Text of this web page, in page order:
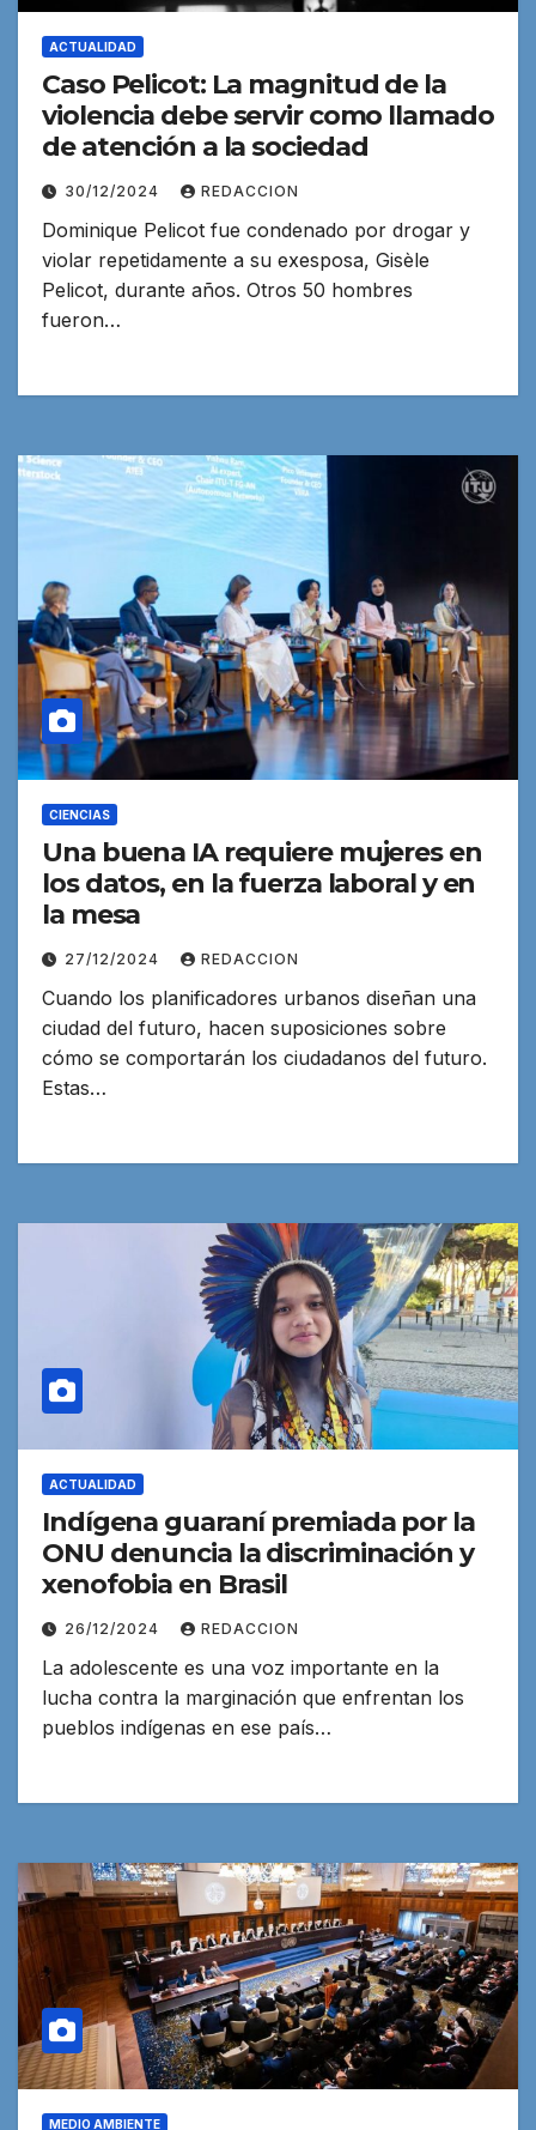
ACTUALIDAD
Caso Pelicot: La magnitud de la
violencia debe servir como llamado
de atención a la sociedad
30/12/2024 REDACCION
Dominique Pelicot fue condenado por drogar y
violar repetidamente a su exesposa, Gisèle
Pelicot, durante años. Otros 50 hombres
fueron…
CIENCIAS
Una buena IA requiere mujeres en
los datos, en la fuerza laboral y en
la mesa
27/12/2024 REDACCION
Cuando los planificadores urbanos diseñan una
ciudad del futuro, hacen suposiciones sobre
cómo se comportarán los ciudadanos del futuro.
Estas…
ACTUALIDAD
Indígena guaraní premiada por la
ONU denuncia la discriminación y
xenofobia en Brasil
26/12/2024 REDACCION
La adolescente es una voz importante en la
lucha contra la marginación que enfrentan los
pueblos indígenas en ese país…
MEDIO AMBIENTE